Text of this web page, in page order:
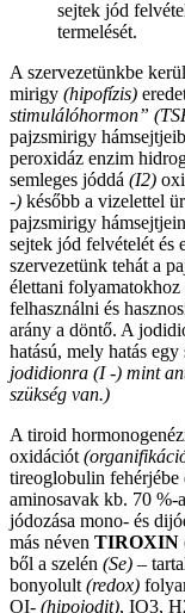
A szervezetünkbe
mirigy (hipofízis)
stimulálóhormon”
pajzsmirigy
peroxidáz enzim
semleges jóddá (I2)
-) később a vizelettel
pajzsmirigy
sejtek jód felvételét és
szervezetünk tehát a
élettani folyamatokhoz
felhasználni és
arány a döntő. A
hatású, mely hatás
jodidionra (I -) mint
szükség van.)
A tiroid
oxidációt
tireoglobulin
aminosavak kb. 70 %-
jódozása mono- és
más néven TIROXIN
ből a szelén (Se) –
bonyolult (redox)
OI- (hipojodit), IO3,